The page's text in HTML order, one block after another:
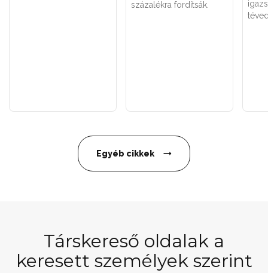
százalékra fordítsák.
Egyéb cikkek
Társkereső oldalak a
keresett személyek szerint